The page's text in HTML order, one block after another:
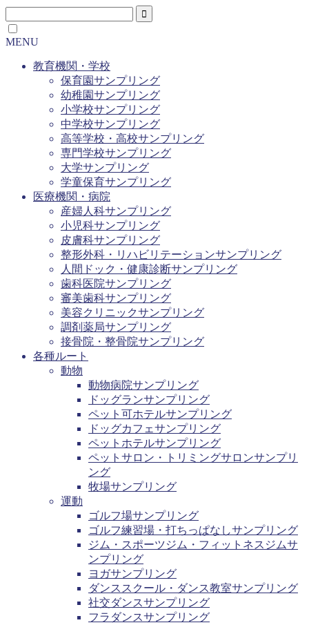
MENU
教育機関・学校
保育園サンプリング
幼稚園サンプリング
小学校サンプリング
中学校サンプリング
高等学校・高校サンプリング
専門学校サンプリング
大学サンプリング
学童保育サンプリング
医療機関・病院
産婦人科サンプリング
小児科サンプリング
皮膚科サンプリング
整形外科・リハビリテーションサンプリング
人間ドック・健康診断サンプリング
歯科医院サンプリング
審美歯科サンプリング
美容クリニックサンプリング
調剤薬局サンプリング
接骨院・整骨院サンプリング
各種ルート
動物
動物病院サンプリング
ドッグランサンプリング
ペット可ホテルサンプリング
ドッグカフェサンプリング
ペットホテルサンプリング
ペットサロン・トリミングサロンサンプリ
ング
牧場サンプリング
運動
ゴルフ場サンプリング
ゴルフ練習場・打ちっぱなしサンプリング
ジム・スポーツジム・フィットネスジムサ
ンプリング
ヨガサンプリング
ダンススクール・ダンス教室サンプリング
社交ダンスサンプリング
フラダンスサンプリング